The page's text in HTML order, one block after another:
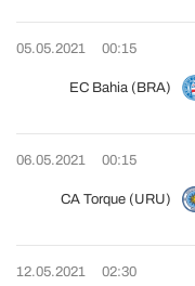
05.05.2021 00:15
EC Bahia (BRA)
06.05.2021 00:15
CA Torque (URU)
12.05.2021 02:30